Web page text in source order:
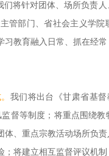
们将针对团体、场所负责
管部门、省社会主义学院
教育融入日常、抓在经
我们将出台《甘肃省基
督等制度；将重点围绕
、重点宗教活动场所负
将建立相互监督评议机